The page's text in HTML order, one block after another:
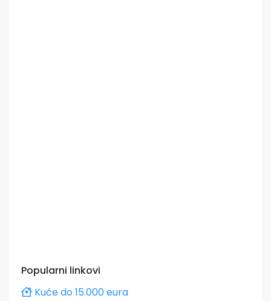
Popularni linkovi
Kuće do 15.000 eura